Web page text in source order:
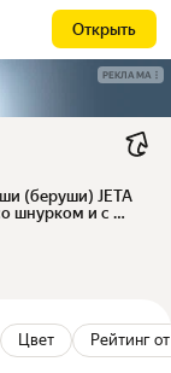
Открыть
РЕКЛАМА
(беруши) JETA
шнурком и с
Цвет Рейтинг